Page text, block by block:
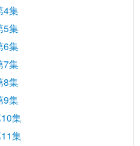
4集
5集
6集
7集
8集
9集
集
集